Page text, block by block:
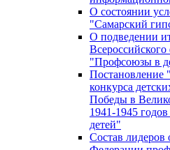
О состоянии
"Самарский
О подведении
"Профсоюзы в
Постановление
конкурса
Победы в
1941-1945
детей"
Состав лидеров